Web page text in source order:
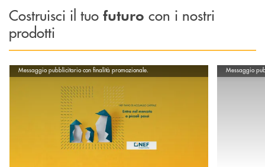
Costruisci il tuo futuro con i nostri
prodotti
Scopri di più NEF PAC
Messaggio pubblicitario con finalità promozionale. Scopri di
Messaggio